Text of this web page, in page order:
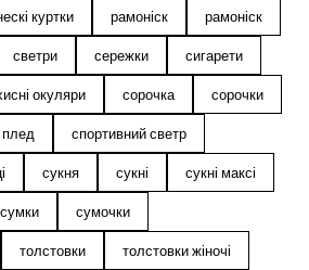
куртки рамоніск рамоніск
светри сережки сигарети
окуляри сорочка сорочки
плед спортивний светр
сукня сукні сукні максі
сумки сумочки
толстовки толстовки жіночі